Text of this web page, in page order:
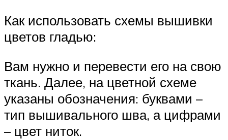
Как использовать схемы вышивки
цветов гладью:
Вам нужно и перевести его на свою
ткань. Далее, на цветной схеме
указаны обозначения: буквами –
тип вышивального шва, а цифрами
– цвет ниток.